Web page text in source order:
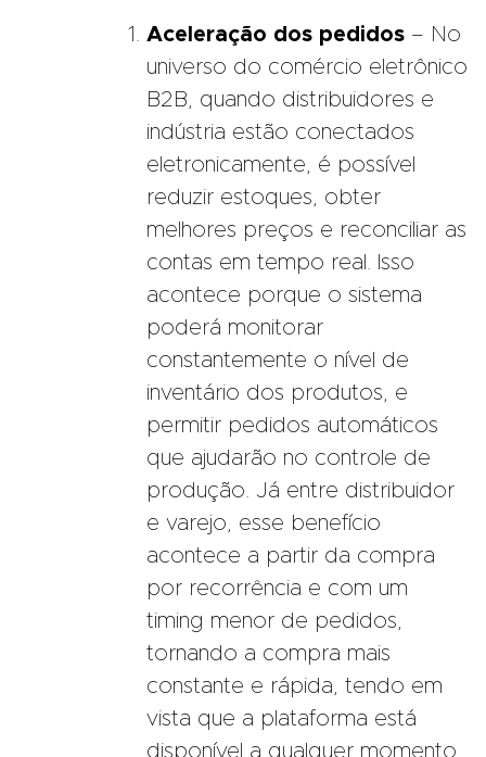
Aceleração dos pedidos – No
universo do comércio eletrônico
B2B, quando distribuidores e
indústria estão conectados
eletronicamente, é possível
reduzir estoques, obter
melhores preços e reconciliar as
contas em tempo real. Isso
acontece porque o sistema
poderá monitorar
constantemente o nível de
inventário dos produtos, e
permitir pedidos automáticos
que ajudarão no controle de
produção. Já entre distribuidor
e varejo, esse benefício
acontece a partir da compra
por recorrência e com um
timing menor de pedidos,
tornando a compra mais
constante e rápida, tendo em
vista que a plataforma está
disponível a qualquer momento.